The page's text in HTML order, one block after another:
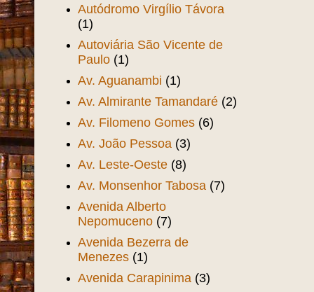
Autódromo Virgílio Távora
(1)
Autoviária São Vicente de
Paulo (1)
Av. Aguanambi (1)
Av. Almirante Tamandaré (2)
Av. Filomeno Gomes (6)
Av. João Pessoa (3)
Av. Leste-Oeste (8)
Av. Monsenhor Tabosa (7)
Avenida Alberto
Nepomuceno (7)
Avenida Bezerra de
Menezes (1)
Avenida Carapinima (3)